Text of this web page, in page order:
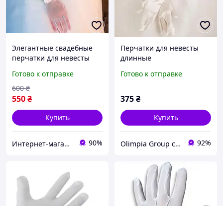
Элегантные свадебные
перчатки для невесты
Готово к отправке
550₴
600 ₴
Купить
Интернет-магазин "Кларисса" 90%
Перчатки для невесты
длинные
Готово к отправке
375₴
Купить
Olimpia Group сувениры и бижутерия оптом 92%